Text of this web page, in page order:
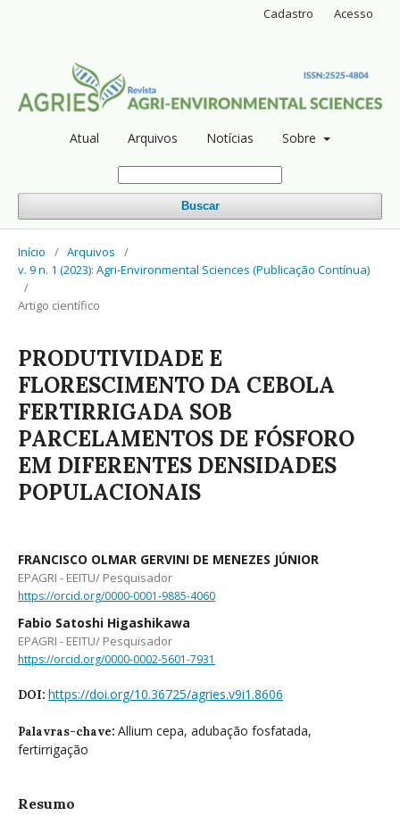
Atual Arquivos Notícias Sobre
Buscar
Cadastro Acesso
Início / Arquivos
/
v. 9 n. 1 (2023): Agri-Environmental Sciences (Publicação Contínua)
/
Artigo científico
PRODUTIVIDADE E
FLORESCIMENTO DA CEBOLA
FERTIRRIGADA SOB
PARCELAMENTOS DE FÓSFORO
EM DIFERENTES DENSIDADES
POPULACIONAIS
FRANCISCO OLMAR GERVINI DE MENEZES JÚNIOR
EPAGRI - EEITU/ Pesquisador
https://orcid.org/0000-0001-9885-4060
Fabio Satoshi Higashikawa
EPAGRI - EEITU/ Pesquisador
https://orcid.org/0000-0002-5601-7931
DOI: https://doi.org/10.36725/agries.v9i1.8606
Palavras-chave: Allium cepa, adubação fosfatada,
fertirrigação
Resumo